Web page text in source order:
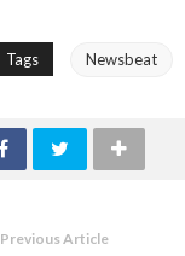
Tags Newsbeat
Previous Article